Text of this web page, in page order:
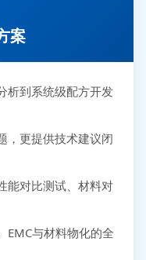
案
析到系统级配方开发
，更提供技术建议闭
能对比测试、材料对
EMC与材料物化的全